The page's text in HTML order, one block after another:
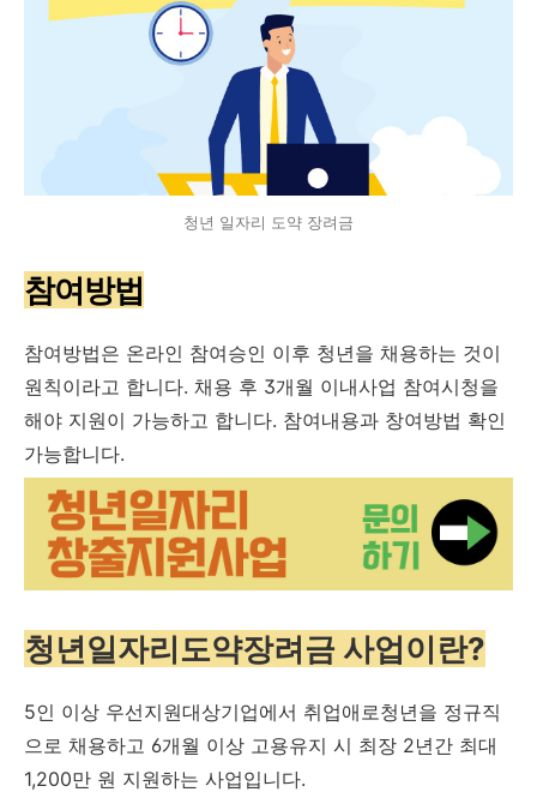
청년 일자리 도약 장려금
참여방법
참여방법은 온라인 참여승인 이후 청년을 채용하는 것이
원칙이라고 합니다. 채용 후 3개월 이내사업 참여시청을
해야 지원이 가능하고 합니다. 참여내용과 창여방법 확인
가능합니다.
청년일자리도약장려금 사업이란?
5인 이상 우선지원대상기업에서 취업애로청년을 정규직
으로 채용하고 6개월 이상 고용유지 시 최장 2년간 최대
1,200만 원 지원하는 사업입니다.